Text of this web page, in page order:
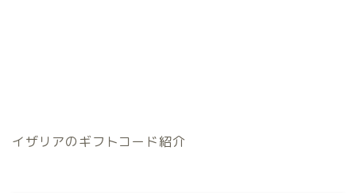
イザリアのギフトコード紹介